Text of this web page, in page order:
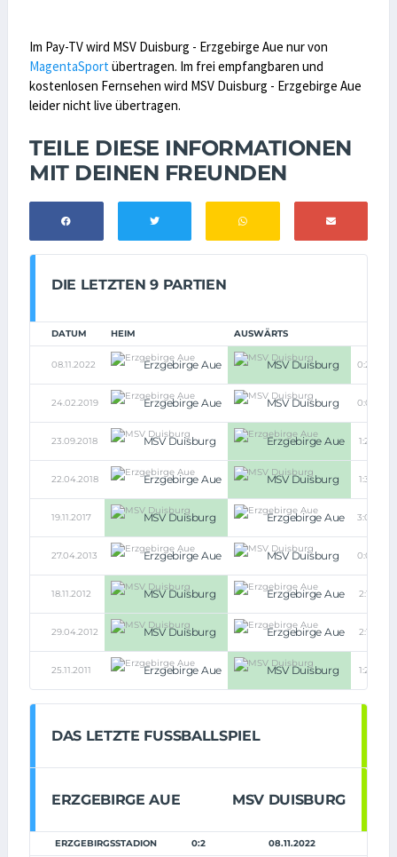
Im Pay-TV wird MSV Duisburg - Erzgebirge Aue nur von
MagentaSportübertragen. Im frei empfangbaren und
kostenlosen Fernsehen wird MSV Duisburg - Erzgebirge Aue
leider nicht live übertragen.
TEILE DIESE INFORMATIONEN
MIT DEINEN FREUNDEN
DIE LETZTEN 9 PARTIEN
DATUM HEIM AUSWÄRTS
08.11.2022 Erzgebirge Aue MSV Duisburg 0:2
24.02.2019 Erzgebirge Aue MSV Duisburg 0:0
23.09.2018 MSV Duisburg Erzgebirge Aue 1:2
22.04.2018 Erzgebirge Aue MSV Duisburg 1:3
19.11.2017 MSV Duisburg Erzgebirge Aue 3:0
27.04.2013 Erzgebirge Aue MSV Duisburg 0:0
18.11.2012 MSV Duisburg Erzgebirge Aue 2:1
29.04.2012 MSV Duisburg Erzgebirge Aue 2:1
25.11.2011 Erzgebirge Aue MSV Duisburg 1:2
DAS LETZTE FUSSBALLSPIEL
ERZGEBIRGE AUE MSV DUISBURG
ERZGEBIRGSSTADION 0:2 08.11.2022